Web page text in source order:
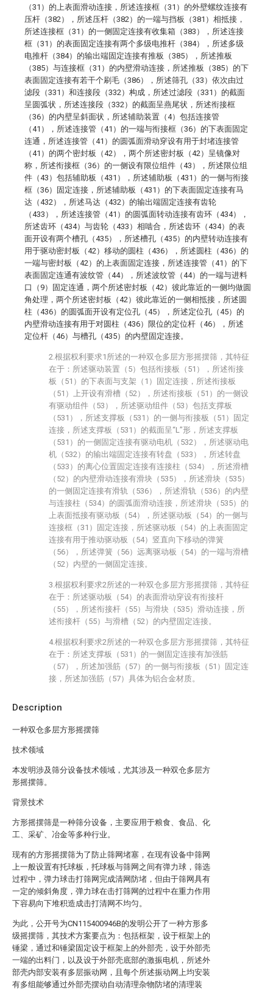
Description
一种双仓多层方形摇摆筛
技术领域
本发明涉及筛分设备技术领域，尤其涉及一种双仓多层方
形摇摆筛。
背景技术
方形摇摆筛是一种筛分设备，主要应用于粮食、食品、化
工、采矿、冶金等多种行业。
现有的方形摇摆筛为了防止筛网堵塞，在现有设备中筛网
上一般设置有托球板，托球板与筛网之间有弹力球，筛选
过程中，弹力球击打筛网完成清网防堵，但由于筛网具有
一定的倾斜角度，弹力球在击打筛网的过程中在重力作用
下容易向下堆积造成击打清网不均匀。
为此，公开号为CN115400946B的发明公开了一种方形多
级摇摆筛，其技术方案要点为：包括框架，设于框架上的
锤梁，通过和锤梁固定设于框架上的外部壳，设于外部壳
一端的出料门，以及设于外部壳底部的激振电机，所述外
部壳内部安装有多层振动网，且每个所述振动网上均安装
有多组能够通过外部壳摆动自动清理杂物防堵的清理装
（31）的上表面滑动连接，所述连接框（31）的外壁螺纹连接有
压杆（382），所述压杆（382）的一端与挡板（381）相抵接，
所述连接框（31）的一侧固定连接有收集箱（383），所述连接
框（31）的表面固定连接有两个多级电推杆（384），所述多级
电推杆（384）的输出端固定连接有推板（385），所述推板
（385）与连接框（31）的内壁滑动连接，所述推板（385）的下
表面固定连接有若干个刷毛（386），所述筛孔（33）依次由过
滤段（331）和连接段（332）构成，所述过滤段（331）的截面
呈圆弧状，所述连接段（332）的截面呈燕尾状，所述衔接框
（36）的内壁呈斜面状，所述辅助装置（4）包括连接管
（41），所述连接管（41）的一端与衔接框（36）的下表面固定
连通，所述连接管（41）的圆弧面滑动穿设有用于封堵连接管
（41）的两个密封板（42），两个所述密封板（42）呈镜像对
称，所述衔接框（36）的一侧设有限位组件（43），所述限位组
件（43）包括辅助板（431），所述辅助板（431）的一侧与衔接
框（36）固定连接，所述辅助板（431）的下表面固定连接有马
达（432），所述马达（432）的输出端固定连接有齿轮
（433），所述连接管（41）的圆弧面转动连接有齿环（434），
所述齿环（434）与齿轮（433）相啮合，所述齿环（434）的表
面开设有两个槽孔（435），所述槽孔（435）的内壁转动连接有
用于驱动密封板（42）移动的圆柱（436），所述圆柱（436）的
一端与密封板（42）的上表面固定连接，所述连接管（41）的下
表面固定连通有波纹管（44），所述波纹管（44）的一端与进料
口（9）固定连通，两个所述密封板（42）彼此靠近的一侧均做圆
角处理，两个所述密封板（42）彼此靠近的一侧相抵接，所述圆
柱（436）的圆弧面开设有定位孔（45），所述定位孔（45）的
内壁滑动连接有用于对圆柱（436）限位的定位杆（46），所述
定位杆（46）与槽孔（435）的内壁固定连接。
2.根据权利要求1所述的一种双仓多层方形摇摆筛，其特征
在于：所述驱动装置（5）包括衔接板（51），所述衔接
板（51）的下表面与支架（1）固定连接，所述衔接板
（51）上开设有滑槽（52），所述衔接板（51）的一侧设
有驱动组件（53），所述驱动组件（53）包括支撑板
（531），所述支撑板（531）的一侧与衔接板（51）固定
连接，所述支撑板（531）的截面呈“L”形，所述支撑板
（531）的一侧固定连接有驱动电机（532），所述驱动电
机（532）的输出端固定连接有转盘（533），所述转盘
（533）的离心位置固定连接有连接柱（534），所述滑槽
（52）的内壁滑动连接有滑块（535），所述滑块（535）
的一侧固定连接有滑轨（536），所述滑轨（536）的内壁
与连接柱（534）的圆弧面滑动连接，所述滑块（535）的
上表面抵接有驱动板（54），所述驱动板（54）的一侧与
连接框（31）固定连接，所述驱动板（54）的上表面固定
连接有用于推动驱动板（54）竖直向下移动的弹簧
（56），所述弹簧（56）远离驱动板（54）的一端与滑槽
（52）内壁的一侧固定连接。
3.根据权利要求2所述的一种双仓多层方形摇摆筛，其特征
在于：所述驱动板（54）的表面滑动穿设有衔接杆
（55），所述衔接杆（55）与滑块（535）滑动连接，所
述衔接杆（55）与滑槽（52）的内壁固定连接。
4.根据权利要求2所述的一种双仓多层方形摇摆筛，其特征
在于：所述支撑板（531）的一侧固定连接有加强筋
（57），所述加强筋（57）的一侧与衔接板（51）固定连
接，所述加强筋（57）具体为铝合金材质。